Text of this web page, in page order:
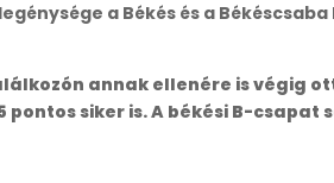
a Békés és a
annak ellenére is végig
siker is. A békési B-csapat